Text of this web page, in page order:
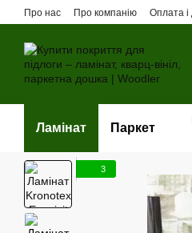
Перейти до основного контенту
Про нас Про компанію Оплата і
Ламінат Паркет
3